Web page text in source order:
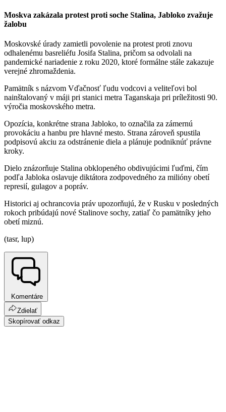
Moskva zakázala protest proti soche Stalina, Jabloko zvažuje
žalobu
Moskovské úrady zamietli povolenie na protest proti znovu
odhalenému basreliéfu Josifa Stalina, pričom sa odvolali na
pandemické nariadenie z roku 2020, ktoré formálne stále zakazuje
verejné zhromaždenia.
Pamätník s názvom Vďačnosť ľudu vodcovi a veliteľovi bol
nainštalovaný v máji pri stanici metra Taganskaja pri príležitosti 90.
výročia moskovského metra.
Opozícia, konkrétne strana Jabloko, to označila za zámernú
provokáciu a hanbu pre hlavné mesto. Strana zároveň spustila
podpisovú akciu za odstránenie diela a plánuje podniknúť právne
kroky.
Dielo znázorňuje Stalina obklopeného obdivujúcimi ľuďmi, čím
podľa Jabloka oslavuje diktátora zodpovedného za milióny obetí
represií, gulagov a popráv.
Historici aj ochrancovia práv upozorňujú, že v Rusku v posledných
rokoch pribúdajú nové Stalinove sochy, zatiaľ čo pamätníky jeho
obetí miznú.
(tasr, lup)
Komentáre
Zdielať
Skopírovať odkaz